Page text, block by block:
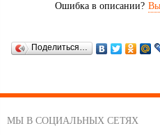
Ошибка в описании?
Поделиться…
МЫ В СОЦИАЛЬНЫХ СЕТЯХ